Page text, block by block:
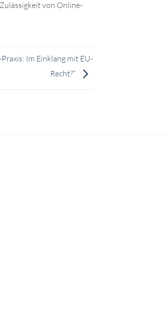
von Online-
Im Einklang mit EU-
Recht?“